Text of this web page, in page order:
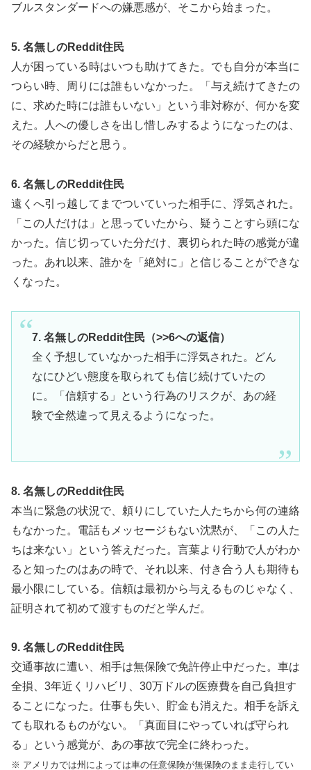
ブルスタンダードへの嫌悪感が、そこから始まった。
5. 名無しのReddit住民
人が困っている時はいつも助けてきた。でも自分が本当に
つらい時、周りには誰もいなかった。「与え続けてきたの
に、求めた時には誰もいない」という非対称が、何かを変
えた。人への優しさを出し惜しみするようになったのは、
その経験からだと思う。
6. 名無しのReddit住民
遠くへ引っ越してまでついていった相手に、浮気された。
「この人だけは」と思っていたから、疑うことすら頭にな
かった。信じ切っていた分だけ、裏切られた時の感覚が違
った。あれ以来、誰かを「絶対に」と信じることができな
くなった。
7. 名無しのReddit住民（>>6への返信）
全く予想していなかった相手に浮気された。どん
なにひどい態度を取られても信じ続けていたの
に。「信頼する」という行為のリスクが、あの経
験で全然違って見えるようになった。
8. 名無しのReddit住民
本当に緊急の状況で、頼りにしていた人たちから何の連絡
もなかった。電話もメッセージもない沈黙が、「この人た
ちは来ない」という答えだった。言葉より行動で人がわか
ると知ったのはあの時で、それ以来、付き合う人も期待も
最小限にしている。信頼は最初から与えるものじゃなく、
証明されて初めて渡すものだと学んだ。
9. 名無しのReddit住民
交通事故に遭い、相手は無保険で免許停止中だった。車は
全損、3年近くリハビリ、30万ドルの医療費を自己負担す
ることになった。仕事も失い、貯金も消えた。相手を訴え
ても取れるものがない。「真面目にやっていれば守られ
る」という感覚が、あの事故で完全に終わった。
※ アメリカでは州によっては車の任意保険が無保険のまま走行してい